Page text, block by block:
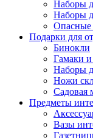
Наборы
Наборы
Опасные
Подарки для
Бинокли
Гамаки
Наборы
Ножи
Садовая
Предметы
Вазы